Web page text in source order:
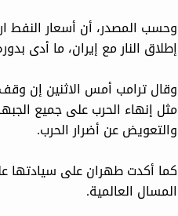
وحسب المصدر، أن أسعار النفط
إطلاق النار مع إيران، ما أدى
وقال ترامب أمس الاثنين إن
مثل إنهاء الحرب على جميع
والتعويض عن أضرار الحرب.
كما أكدت طهران على سيادتها
المسال العالمية.